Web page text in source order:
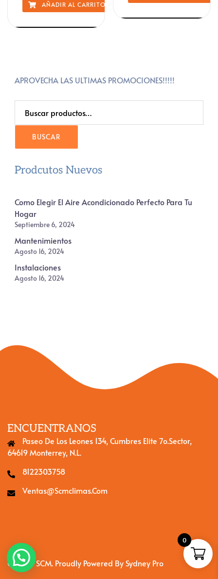
AÑADIR AL CARRITO
APROVECHA LAS ULTIMAS PROMOCIONES!!!!!
Por:
BUSCAR
Prodcutos Nuevos
Como Elegir El Aire Acondicionado Perfecto Para Tu
Hogar
Septiembre 6, 2024
Mantenimientos
Agosto 16, 2024
Instalaciones
Agosto 16, 2024
ENCUENTRANOS
Paseo De Los Leones 134, Cumbres Elite 7o.Sector,
64619 Monterrey, N.L.
8122303758
Ventas@scmclimas.com
© 2026 SCM. Proudly Powered By Sydney Pro
0